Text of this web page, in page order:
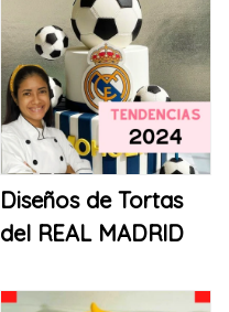
Diseños de Tortas
del REAL MADRID